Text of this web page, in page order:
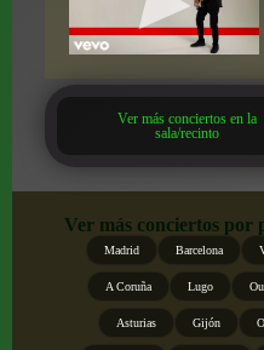
Ver más conciertos en la
sala/recinto
Ver más conciertos por
Madrid Barcelona
A Coruña Lugo
Asturias Gijón